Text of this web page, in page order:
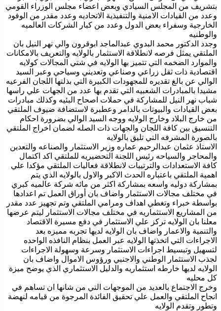
بتشريف من المجلس السيادي وبعض اعضاء مجلس الوزراء القومي
وعدد من القيادات الامنية والتنفيذية الاتحاديه وعدد مقدر من الوفود
الخارجية وسفراء بعض الدول وعدد من كبار الشركات العالميه
والوطنيه
وجدد الدكتور محمد البدوي عبدالماجد ابوقرون والي نهر النيل بان
الملتقي يمثل فرصه لانطلاقة الاستثمار بالولايه والتعريف بالامكانات
والموارد الضخمه التي تتميز بها الولايه في شتي المجالات كولايه
اقتصادية ذات ثقل زراعي وصناعي وتعديني وسياحي وعبر السيد
الوالي عن بالغ تقديره للمجهودات الكبيرة التي بذلتها اللجان الفرعيه
مشيدا بالمبادرات الشعبيه التي تقدم بها عدد من الجهات علي راسها
شباب نهر النيل للمشاركة في حملات اصحاح البئيه وكذلك مبادرات
بعض القيادات والبيوتات بالدامر وعطبرة لاستضافة ضيوف الملتقي
من خارج البلاد وخارج الولايه ووجه السيد الوالي بضرورة احكام
التنسيق بين كافة اللجان والجهات ذات الصله لضمان اخراج الملتقي
بالصورة المشرفه التي تليق بالولايه
الاستاذ عثمان عبدالرحيم عماره وزير الاستثمار والصناعه والتعدين
والمحاجر والسياحه رئيس اللجنة التحضيريه للملتقي اكد اكتمال
كافة الاستعدادات والترتيبات لانطلاقة فعاليات الملتقي مؤكدا علي
اهمية الملتقي باعتباره الحدث الاكبر والاول بالولايه الذي يتم
بمشاركة دوليه واسعه بمشاركة اكثر من مائه شركة عالميه كبري
في مختلف مجالات الاستثمار واضاف بان أوراق العمل تم اعدادها
بواسطة خبراء وتغطي اهداف ومرامي الملتقي وتم تجهيز عدد مقدر
من المشاريع الاستثماريه في مختلف مجالات الاستثمار ليتم عرضها
معلنا بان الولايه تركز علي الاستثمار في دفع مسيرة الاقتصاد
والتنمية والاعمار واضاف بان الولايه لديها تجربه مميزه بعد
الاجراءات التي اتخذتها الولايه عبر العمل بنظام النافذه الواحده
لتسهيل وتبسيط اجراءات الاستثمار وسرعة وسهولة الاجراءات
لجذب الاستثمار الوطني والاجنبي ورؤوس الاموال واضاف بان
الولايه لديها خارطه استثماريه والدليل الاستثماري الذي يوضح ميزة
كل محليه
وخرج الاجتماع بالعديد من الموجهات التي من شانها ان تساهم في
انجاح الملتقي والعمل علي تحقيق الفائدة المرجوة من قيامه لنهضة
وتطور وتقدم الولايه